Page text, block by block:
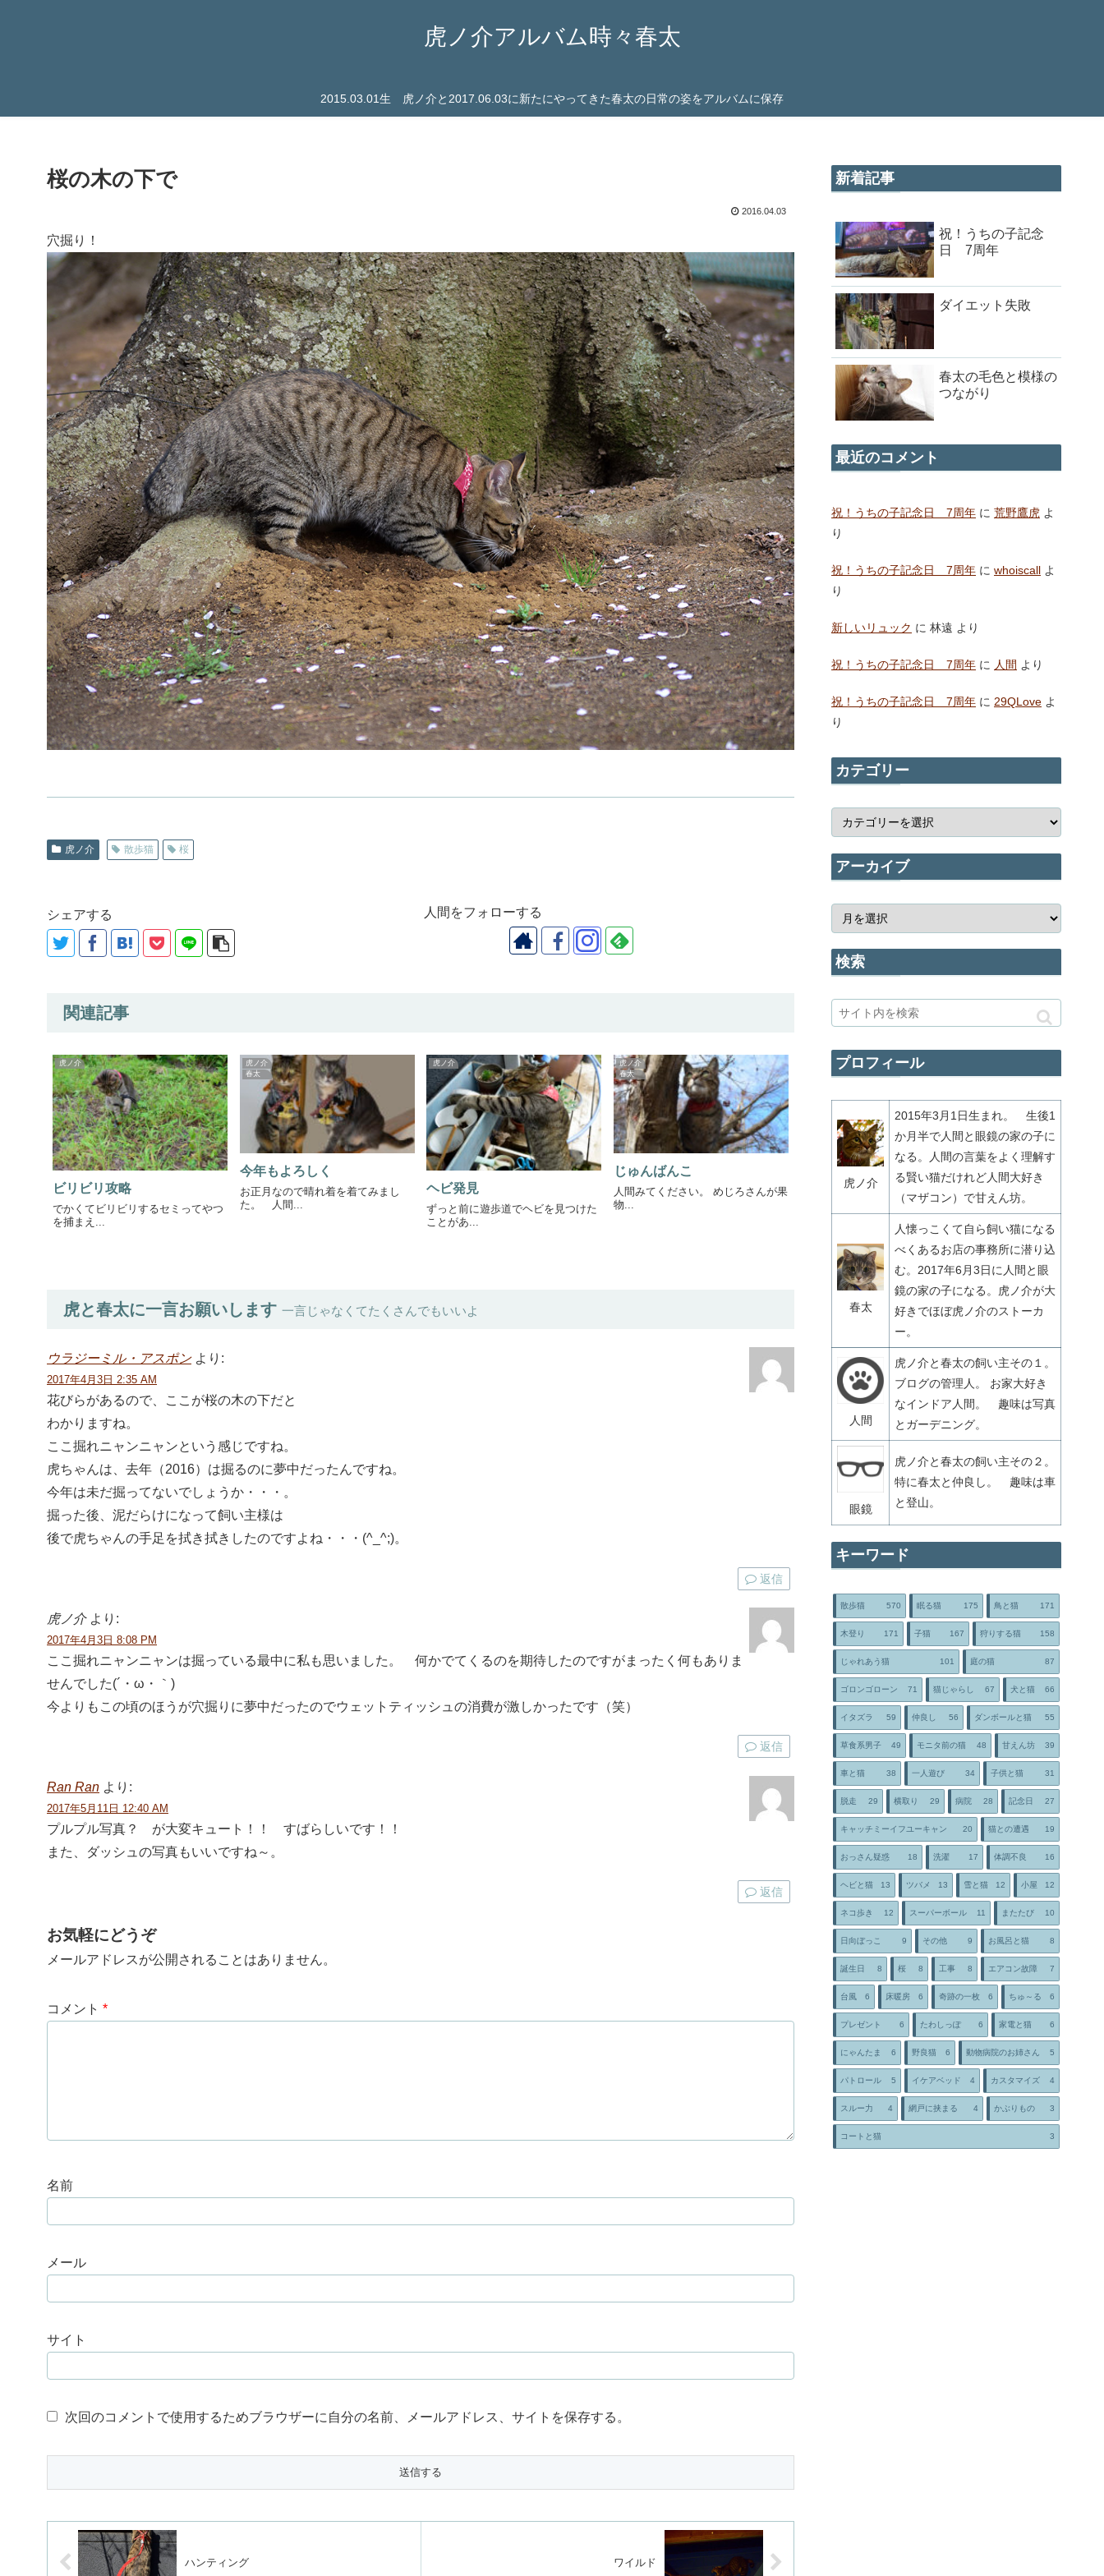
虎ノ介アルバム時々春太
2015.03.01生 虎ノ介と2017.06.03に新たにやってきた春太の日常の姿をアルバムに保存
桜の木の下で
2016.04.03
穴掘り！
虎ノ介 散歩猫 桜
シェアする 人間をフォローする
関連記事
虎ノ介
ビリビリ攻略
でかくてビリビリするセミってやつ
を捕まえ...
虎ノ介
春太
今年もよろしく
お正月なので晴れ着を着てみまし
た。 人間...
虎ノ介
ヘビ発見
ずっと前に遊歩道でヘビを見つけた
ことがあ...
虎ノ介
春太
じゅんばんこ
人間みてください。 めじろさんが果
物...
虎と春太に一言お願いします 一言じゃなくてたくさんでもいいよ
ウラジーミル・アスポン より:
2017年4月3日 2:35 AM
花びらがあるので、ここが桜の木の下だと
わかりますね。
ここ掘れニャンニャンという感じですね。
虎ちゃんは、去年（2016）は掘るのに夢中だったんですね。
今年は未だ掘ってないでしょうか・・・。
掘った後、泥だらけになって飼い主様は
後で虎ちゃんの手足を拭き拭きしたのですよね・・・(^_^;)。
返信
虎ノ介 より:
2017年4月3日 8:08 PM
ここ掘れニャンニャンは掘っている最中に私も思いました。 何かでてくるのを期待したのですがまったく何もありま
せんでした(´・ω・｀)
今よりもこの頃のほうが穴掘りに夢中だったのでウェットティッシュの消費が激しかったです（笑）
返信
Ran Ran より:
2017年5月11日 12:40 AM
プルプル写真？ が大変キュート！！ すばらしいです！！
また、ダッシュの写真もいいですね～。
返信
お気軽にどうぞ
メールアドレスが公開されることはありません。
コメント *
名前
メール
サイト
次回のコメントで使用するためブラウザーに自分の名前、メールアドレス、サイトを保存する。
ハンティング ワイルド
新着記事
祝！うちの子記念
日 7周年
ダイエット失敗
春太の毛色と模様の
つながり
最近のコメント
祝！うちの子記念日 7周年 に 荒野鷹虎 よ
り
祝！うちの子記念日 7周年 に whoiscall よ
り
新しいリュック に 林遠 より
祝！うちの子記念日 7周年 に 人間 より
祝！うちの子記念日 7周年 に 29QLove よ
り
カテゴリー
アーカイブ
検索
プロフィール
虎ノ介
2015年3月1日生まれ。 生後1
か月半で人間と眼鏡の家の子に
なる。人間の言葉をよく理解す
る賢い猫だけれど人間大好き
（マザコン）で甘えん坊。
春太
人懐っこくて自ら飼い猫になる
べくあるお店の事務所に潜り込
む。2017年6月3日に人間と眼
鏡の家の子になる。虎ノ介が大
好きでほぼ虎ノ介のストーカ
ー。
人間
虎ノ介と春太の飼い主その１。
ブログの管理人。 お家大好き
なインドア人間。 趣味は写真
とガーデニング。
眼鏡
虎ノ介と春太の飼い主その２。
特に春太と仲良し。 趣味は車
と登山。
キーワード
散歩猫 570 眠る猫 175 鳥と猫 171
木登り 171 子猫 167 狩りする猫 158
じゃれあう猫 101 庭の猫 87
ゴロンゴローン 71 猫じゃらし 67 犬と猫 66
イタズラ 59 仲良し 56 ダンボールと猫 55
草食系男子 49 モニタ前の猫 48 甘えん坊 39
車と猫 38 一人遊び 34 子供と猫 31
脱走 29 横取り 29 病院 28 記念日 27
キャッチミーイフユーキャン 20 猫との遭遇 19
おっさん疑惑 18 洗濯 17 体調不良 16
ヘビと猫 13 ツバメ 13 雪と猫 12 小屋 12
ネコ歩き 12 スーパーボール 11 またたび 10
日向ぼっこ 9 その他 9 お風呂と猫 8
誕生日 8 桜 8 工事 8 エアコン故障 7
台風 6 床暖房 6 奇跡の一枚 6 ちゅ～る 6
プレゼント 6 たわしっぽ 6 家電と猫 6
にゃんたま 6 野良猫 6 動物病院のお姉さん 5
パトロール 5 イケアベッド 4 カスタマイズ 4
スルー力 4 網戸に挟まる 4 かぶりもの 3
コートと猫 3